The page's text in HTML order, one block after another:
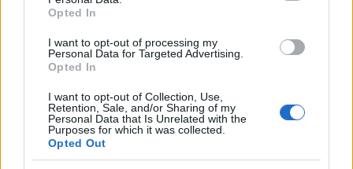
Opted In
I want to opt-out of processing my
Personal Data for Targeted Advertising.
Opted In
I want to opt-out of Collection, Use,
Retention, Sale, and/or Sharing of my
Personal Data that Is Unrelated with the
Purposes for which it was collected.
Opted Out
Nebenwirkungen von magnesium Stress und magnesium
Sehen Sie es auch auf english español français
polskim